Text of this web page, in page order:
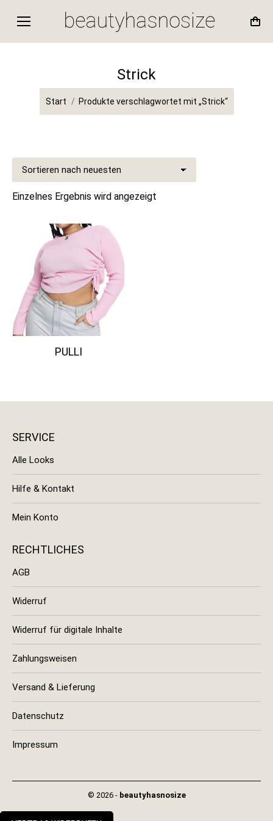
Strick
Sie befinden sich hier:
Start Produkte verschlagwortet mit „Strick“
Einzelnes Ergebnis wird angezeigt
PULLI
SERVICE
Alle Looks
Hilfe & Kontakt
Mein Konto
RECHTLICHES
AGB
Widerruf
Widerruf für digitale Inhalte
Zahlungsweisen
Versand & Lieferung
Datenschutz
Impressum
© 2026 - beautyhasnosize